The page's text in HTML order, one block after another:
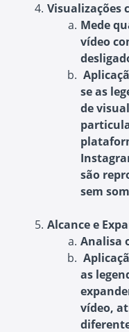
Visualizações
Mede
vídeo
se as
de
são
sem
Alcance e
Analisa
as
vídeo,